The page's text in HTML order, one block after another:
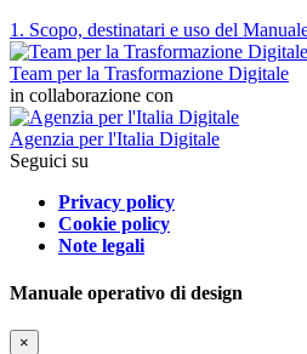
1. Scopo, destinatari e uso del
Team per la Trasformazione Digitale
in collaborazione con
Agenzia per l'Italia Digitale
Seguici su
Privacy policy
Cookie policy
Note legali
Manuale operativo di design
×